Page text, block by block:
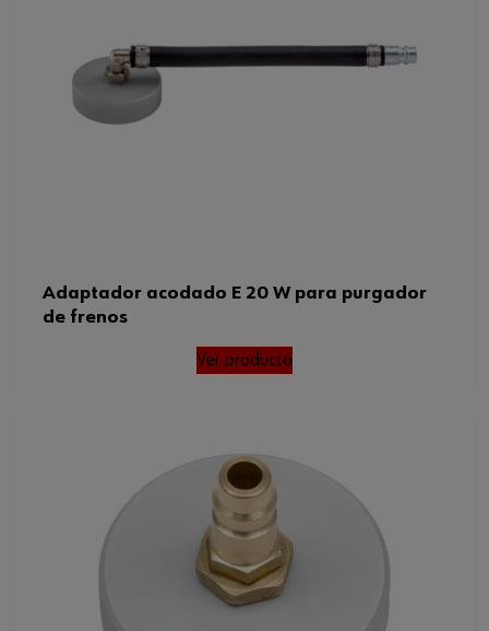
Adaptador acodado E 20 W para purgador
de frenos
Ver producto